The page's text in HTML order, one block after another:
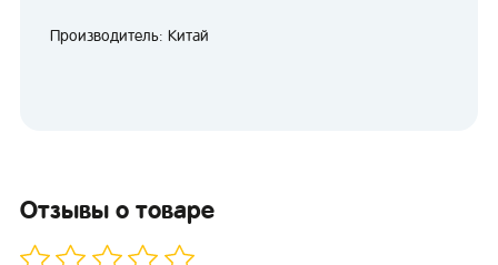
Производитель: Китай
Отзывы о товаре